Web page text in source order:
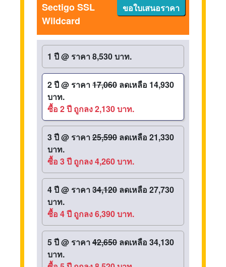
ขอใบเสนอราคา
Sectigo SSL
Wildcard
1 ปี@ ราคา 8,530 บาท.
2 ปี@ ราคา17,060 ลดเหลือ 14,930
บาท.
ซื้อ 2 ปี ถูกลง 2,130 บาท.
3 ปี@ ราคา25,590 ลดเหลือ 21,330
บาท.
ซื้อ 3 ปี ถูกลง 4,260 บาท.
4 ปี@ ราคา34,120 ลดเหลือ 27,730
บาท.
ซื้อ 4 ปี ถูกลง 6,390 บาท.
5 ปี@ ราคา42,650 ลดเหลือ 34,130
บาท.